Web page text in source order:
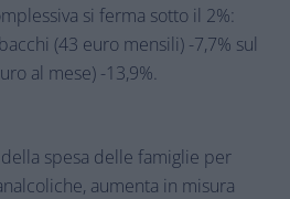
si ferma sotto il 2%:
(43 euro mensili) -7,7% sul
al mese) -13,9%.
spesa delle famiglie per
aumenta in misura